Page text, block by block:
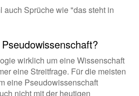
auch Sprüche wie "das steht in
wirklich um eine Wissenschaft
eine Streitfrage. Für die meisten
eine Pseudowissenschaft
nicht mit der heutigen